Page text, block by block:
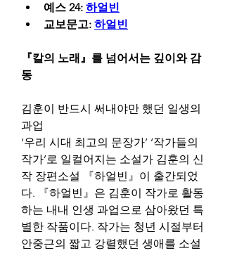
예스 24: 하얼빈
교보문고: 하얼빈
『칼의 노래』를 넘어서는 깊이와 감
동
김훈이 반드시 써내야만 했던 일생의
과업
‘우리 시대 최고의 문장가’ ‘작가들의
작가’로 일컬어지는 소설가 김훈의 신
작 장편소설 『하얼빈』이 출간되었
다. 『하얼빈』은 김훈이 작가로 활동
하는 내내 인생 과업으로 삼아왔던 특
별한 작품이다. 작가는 청년 시절부터
안중근의 짧고 강렬했던 생애를 소설